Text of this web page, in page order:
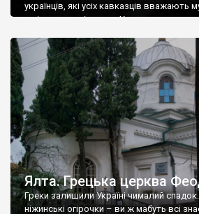
українців, які усіх кавказців вважають
є відданими вірянами Христа
Ялта. Грецька церква
Греки залишили Україні чималий
ніжинські огірочки – ви ж мабуть всі